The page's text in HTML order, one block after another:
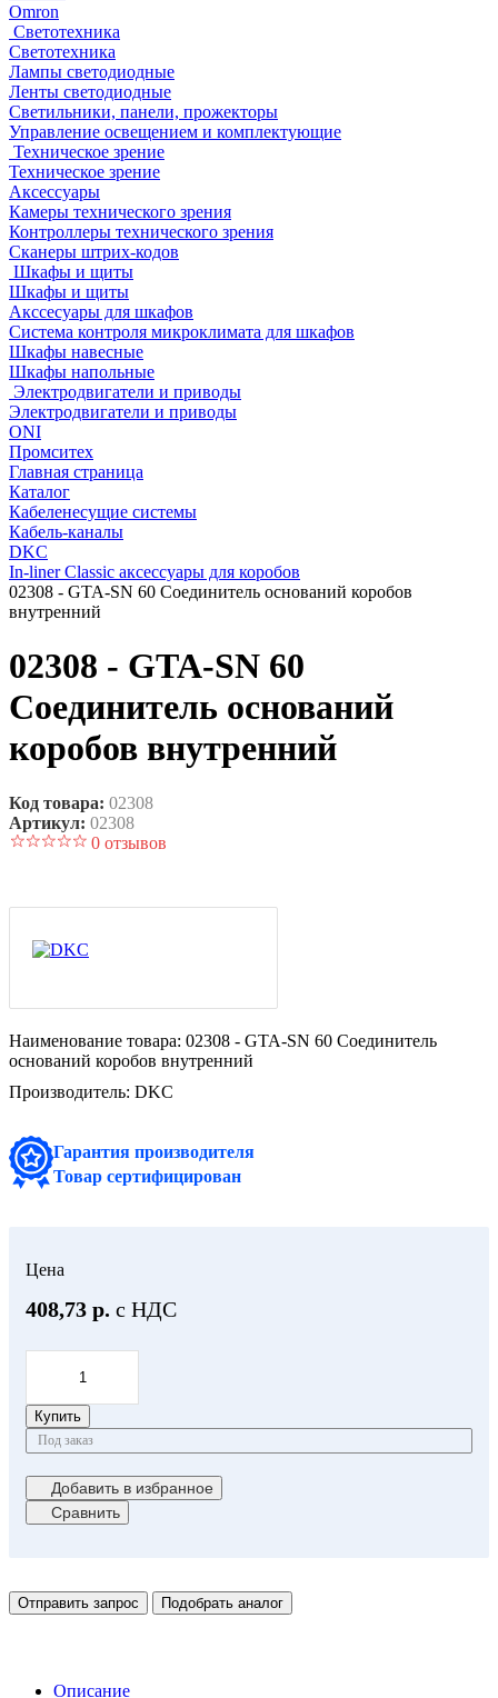
Omron
Светотехника
Светотехника
Лампы светодиодные
Ленты светодиодные
Светильники, панели, прожекторы
Управление освещением и комплектующие
Техническое зрение
Техническое зрение
Аксессуары
Камеры технического зрения
Контроллеры технического зрения
Сканеры штрих-кодов
Шкафы и щиты
Шкафы и щиты
Акссесуары для шкафов
Система контроля микроклимата для шкафов
Шкафы навесные
Шкафы напольные
Электродвигатели и приводы
Электродвигатели и приводы
ONI
Промситех
Главная страница
Каталог
Кабеленесущие системы
Кабель-каналы
DKC
In-liner Classic аксессуары для коробов
02308 - GTA-SN 60 Соединитель оснований коробов
внутренний
02308 - GTA-SN 60
Соединитель оснований
коробов внутренний
Код товара: 02308
Артикул: 02308
0 отзывов
Наименование товара: 02308 - GTA-SN 60 Соединитель
оснований коробов внутренний
Производитель: DKC
Гарантия производителя
Товар сертифицирован
Цена
408,73 р. с НДС
Купить
Под заказ
Добавить в избранное
Сравнить
Отправить запрос Подобрать аналог
Описание